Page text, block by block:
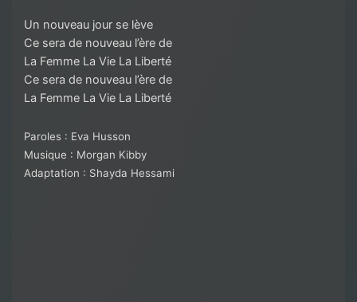
Un nouveau jour se lève
Ce sera de nouveau l’ère de
La Femme La Vie La Liberté
Ce sera de nouveau l’ère de
La Femme La Vie La Liberté
Paroles : Eva Husson
Musique : Morgan Kibby
Adaptation : Shayda Hessami